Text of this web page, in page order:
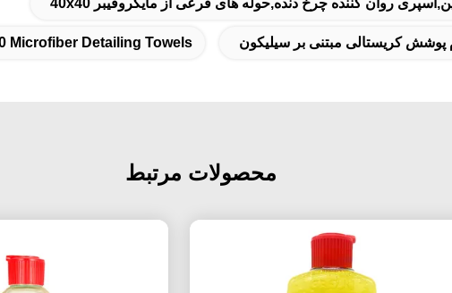
Microfiber Detailing Towels
محصولات مرتبط